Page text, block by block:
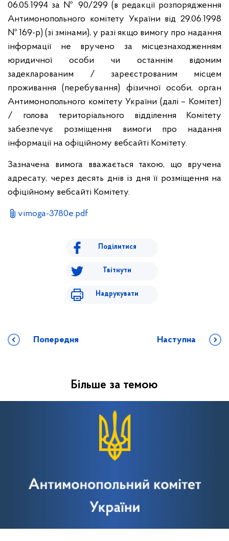
06.05.1994 за № 90/299 (в редакції розпорядження
Антимонопольного комітету України від 29.06.1998
№ 169-р) (зі змінами), у разі якщо вимогу про надання
інформації не вручено за місцезнаходженням
юридичної особи чи останнім відомим
задекларованим / зареєстрованим місцем
проживання (перебування) фізичної особи, орган
Антимонопольного комітету України (далі – Комітет)
/ голова територіального відділення Комітету
забезпечує розміщення вимоги про надання
інформації на офіційному вебсайті Комітету.
Зазначена вимога вважається такою, що вручена
адресату, через десять днів із дня її розміщення на
офіційному вебсайті Комітету.
vimoga-3780e.pdf
Поділитися
Твітнути
Надрукувати
Попередня Наступна
Більше за темою